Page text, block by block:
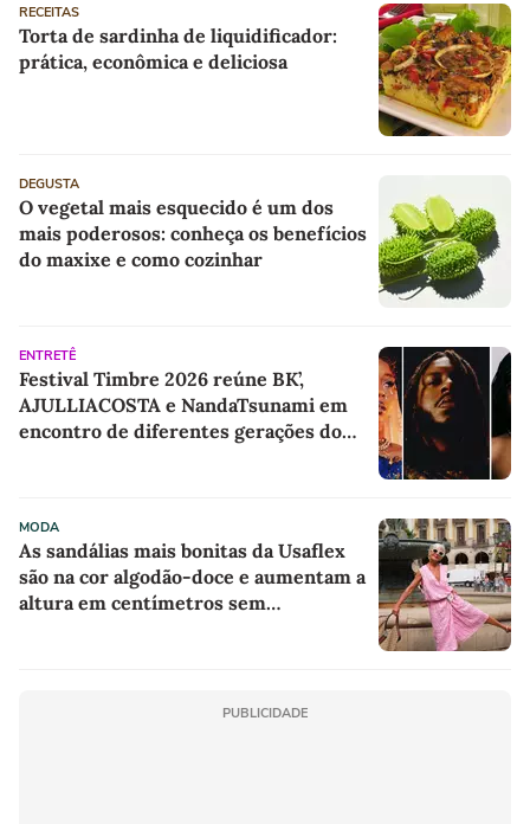
RECEITAS
Torta de sardinha de liquidificador:
prática, econômica e deliciosa
DEGUSTA
O vegetal mais esquecido é um dos
mais poderosos: conheça os benefícios
do maxixe e como cozinhar
ENTRETÊ
Festival Timbre 2026 reúne BK’,
AJULLIACOSTA e NandaTsunami em
encontro de diferentes gerações do
MODA
As sandálias mais bonitas da Usaflex
são na cor algodão-doce e aumentam a
altura em centímetros sem
PUBLICIDADE